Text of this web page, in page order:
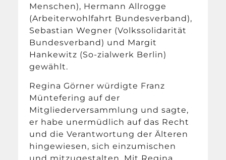
Menschen), Hermann Allrogge
(Arbeiterwohlfahrt Bundesverband),
Sebastian Wegner (Volkssolidarität
Bundesverband) und Margit
Hankewitz (So-zialwerk Berlin)
gewählt.
Regina Görner würdigte Franz
Müntefering auf der
Mitgliederversammlung und sagte,
er habe unermüdlich auf das Recht
und die Verantwortung der Älteren
hingewiesen, sich einzumischen